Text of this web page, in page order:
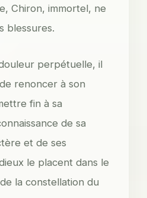
Chiron, immortel, ne
blessures.
perpétuelle, il
renoncer à son
fin à sa
de sa
et de ses
le placent dans le
la constellation du